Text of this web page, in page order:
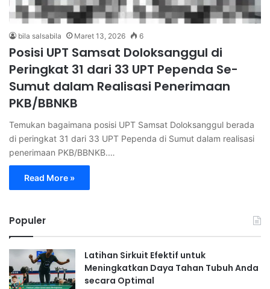
bila salsabila Maret 13, 2026 6
Posisi UPT Samsat Doloksanggul di
Peringkat 31 dari 33 UPT Pependa Se-
Sumut dalam Realisasi Penerimaan
PKB/BBNKB
Temukan bagaimana posisi UPT Samsat Doloksanggul berada
di peringkat 31 dari 33 UPT Pependa di Sumut dalam realisasi
penerimaan PKB/BBNKB.…
Read More »
Populer
Latihan Sirkuit Efektif untuk
Meningkatkan Daya Tahan Tubuh Anda
secara Optimal